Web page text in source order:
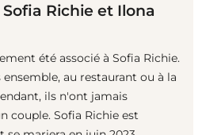
Richie et Ilona
été associé à Sofia Richie.
au restaurant ou à la
ils n'ont jamais
couple. Sofia Richie est